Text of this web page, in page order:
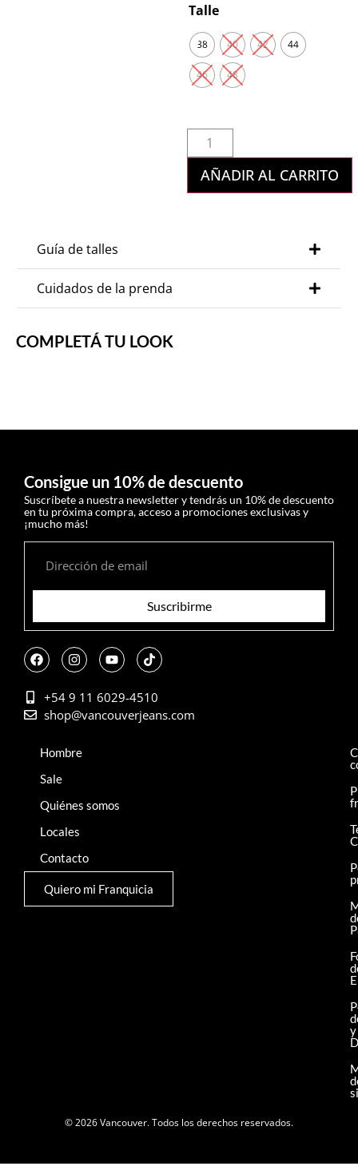
Talle
38 40 42 44
46 48
AÑADIR AL CARRITO
Guía de talles
Cuidados de la prenda
COMPLETÁ TU LOOK
Consigue un 10% de descuento
Suscríbete a nuestra newsletter y tendrás un 10% de descuento
en tu próxima compra, acceso a promociones exclusivas y
¡mucho más!
Suscribirme
+54 9 11 6029-4510
shop@vancouverjeans.com
Hombre
Sale
Quiénes somos
Locales
Contacto
Quiero mi Franquicia
y
© 2026 Vancouver. Todos los derechos reservados.